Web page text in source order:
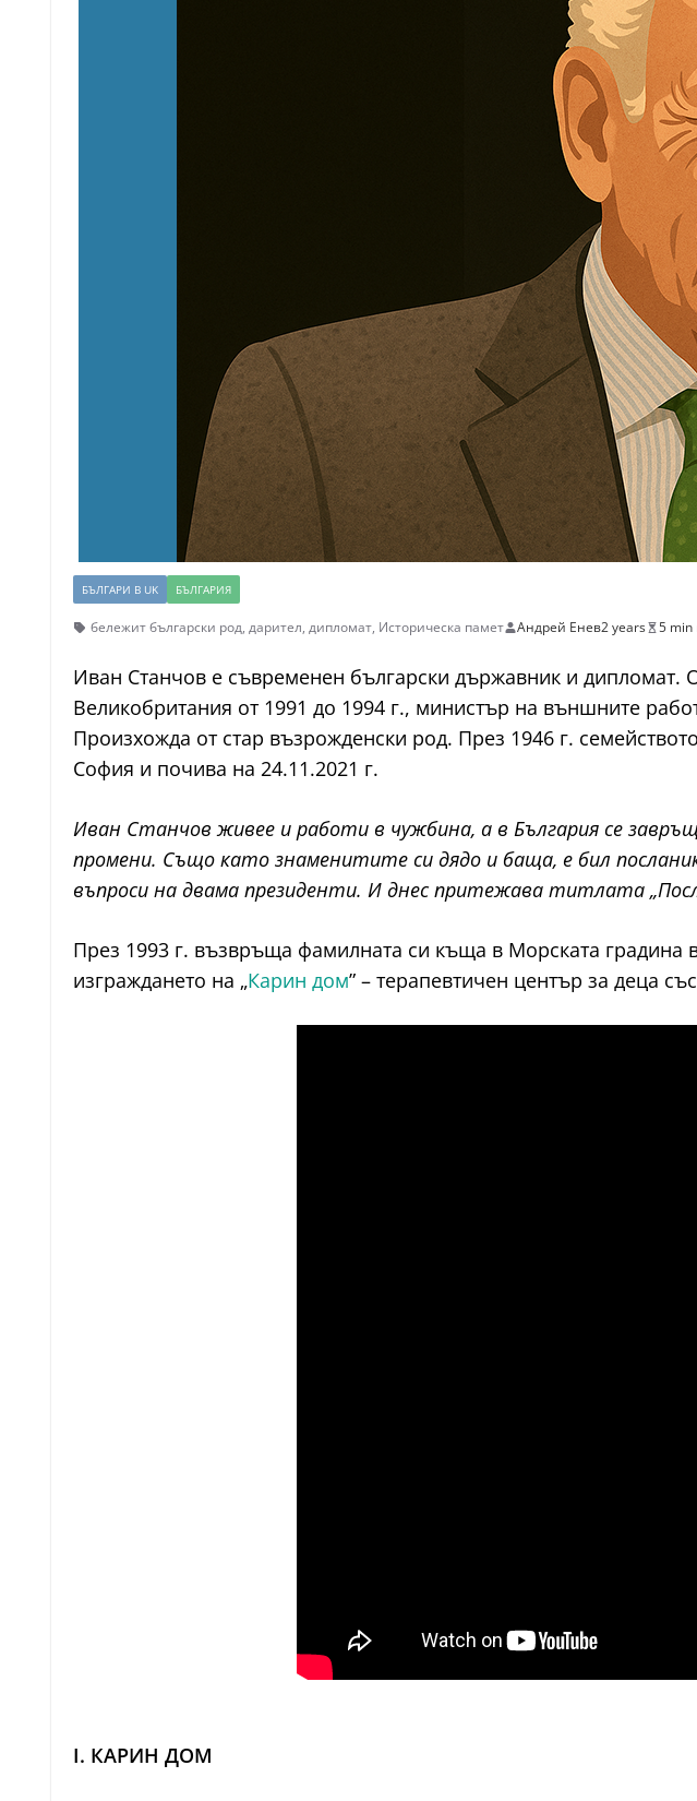
БЪЛГАРИ В UK БЪЛГАРИЯ
бележит български род, дарител, дипломат, Историческа памет Андрей Енев2 years 5 min
Иван Станчов е съвременен български държавник и дипломат.
Великобритания от 1991 до 1994 г., министър на външните
Произхожда от стар възрожденски род. През 1946 г.
София и почива на 24.11.2021 г.
Иван Станчов живее и работи в чужбина, а в България се
промени. Също като знаменитите си дядо и баща, е бил
въпроси на двама президенти. И днес притежава титлата
През 1993 г. възвръща фамилната си къща в Морската градина
изграждането на „Карин дом” – терапевтичен център за деца
I. КАРИН ДОМ